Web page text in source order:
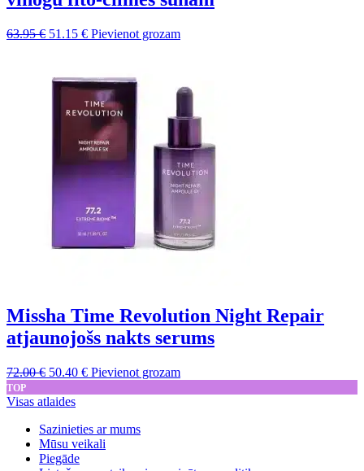
63.95€ Sākotnējā
63.95 €.
51.15 €Pašreizējā
51.15 €.
Pievienot grozam
Missha Time Revolution Night Repair
atjaunojošs nakts serums
72.00€ Sākotnējā
bija:
50.40 €Pašreizējā
Pievienot grozam
TOP
Visas atlaides
Sazinieties ar mums
Mūsu veikali
Piegāde